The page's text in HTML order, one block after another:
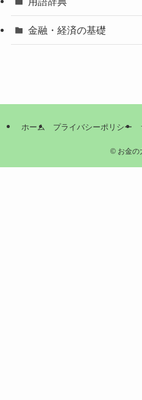
金融・経済の基礎
ホーム プライバシーポリシー
©お金の